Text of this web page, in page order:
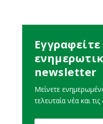
newsletter
Μείνετε
τελευταία νέα και